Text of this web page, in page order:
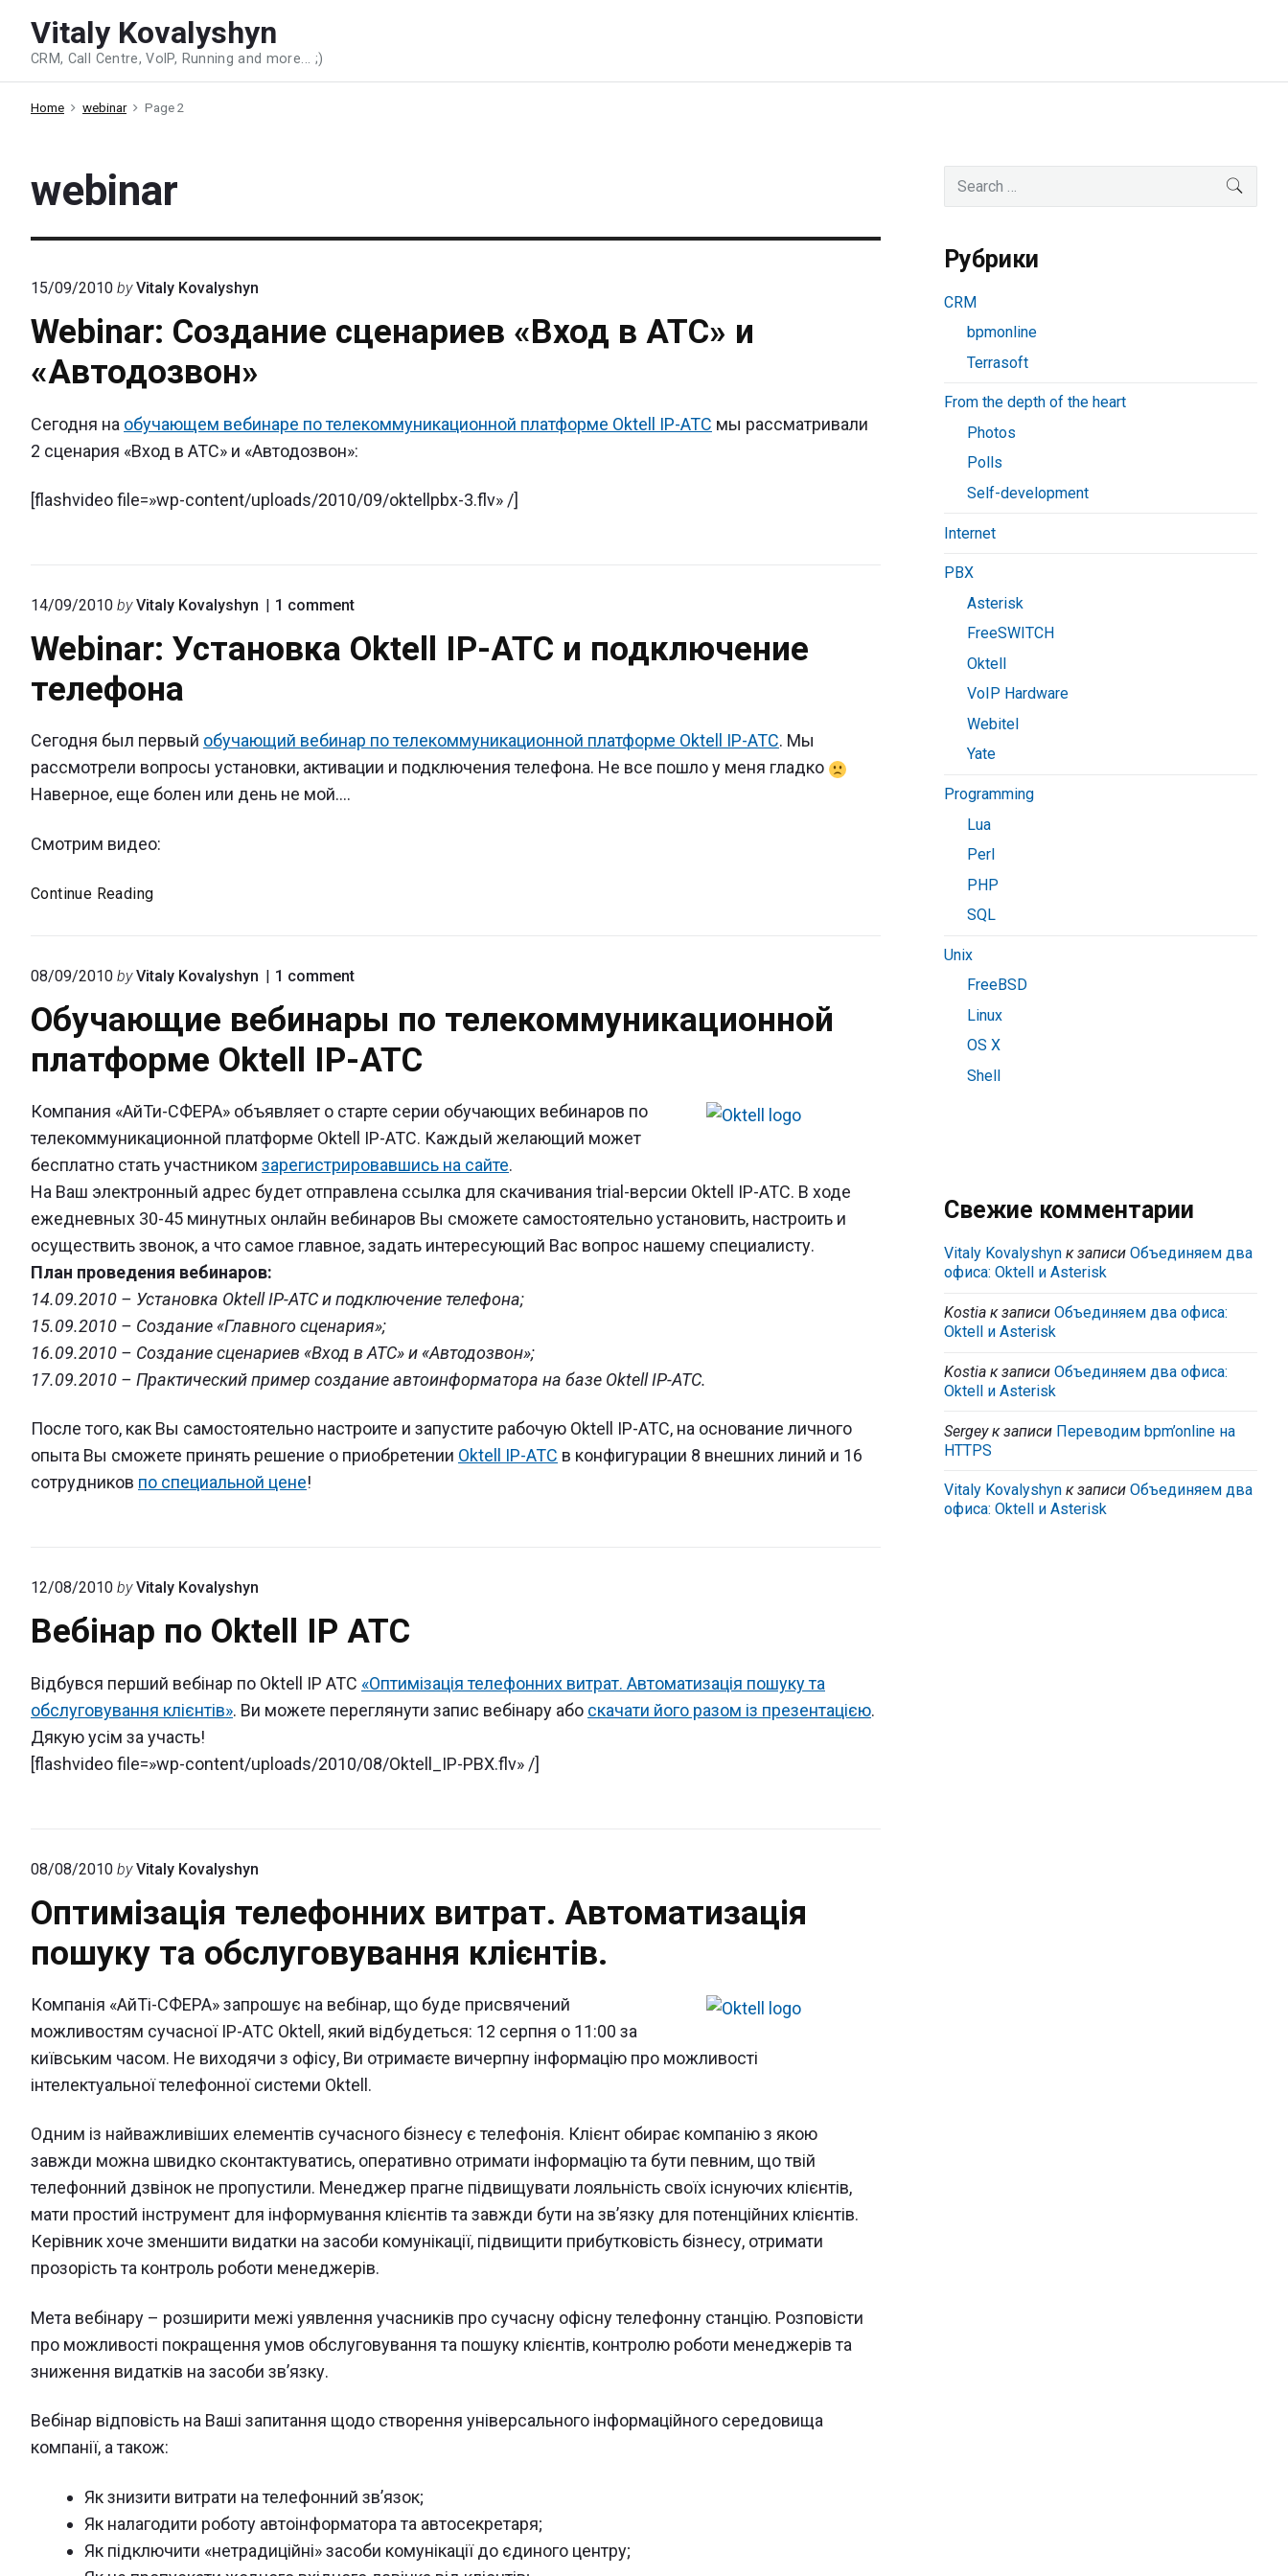
content
Vitaly Kovalyshyn
CRM, Call Centre, VoIP, Running and more... ;)
Home webinar Page 2
webinar
15/09/2010 by Vitaly Kovalyshyn
Webinar: Создание сценариев «Вход в АТС» и
«Автодозвон»
Сегодня на обучающем вебинаре по телекоммуникационной платформе Oktell IP-ATC мы рассматривали
2 сценария «Вход в АТС» и «Автодозвон»:
[flashvideo file=»wp-content/uploads/2010/09/oktellpbx-3.flv» /]
14/09/2010 by Vitaly Kovalyshyn 1 commenton
Установка
Oktell
подключение
Webinar: Установка Oktell IP-ATC и подключение
телефона
Сегодня был первый обучающий вебинар по телекоммуникационной платформе Oktell IP-ATC. Мы
рассмотрели вопросы установки, активации и подключения телефона. Не все пошло у меня гладко
Наверное, еще болен или день не мой….
Смотрим видео:
Continue ReadingWebinar:
ATC
и
подключение
телефона
08/09/2010 by Vitaly Kovalyshyn 1 commenton
вебинары
по
телекоммуникационной
платформе
IP-
ATC"
Обучающие вебинары по телекоммуникационной
платформе Oktell IP-ATC
Компания «АйТи-СФЕРА» объявляет о старте серии обучающих вебинаров по
телекоммуникационной платформе Oktell IP-ATC. Каждый желающий может
бесплатно стать участником зарегистрировавшись на сайте.
На Ваш электронный адрес будет отправлена ссылка для скачивания trial-версии Oktell IP-ATC. В ходе
ежедневных 30-45 минутных онлайн вебинаров Вы сможете самостоятельно установить, настроить и
осуществить звонок, а что самое главное, задать интересующий Вас вопрос нашему специалисту.
План проведения вебинаров:
14.09.2010 – Установка Oktell IP-ATC и подключение телефона;
15.09.2010 – Создание «Главного сценария»;
16.09.2010 – Создание сценариев «Вход в АТС» и «Автодозвон»;
17.09.2010 – Практический пример создание автоинформатора на базе Oktell IP-ATC.
После того, как Вы самостоятельно настроите и запустите рабочую Oktell IP-ATC, на основание личного
опыта Вы сможете принять решение о приобретении Oktell IP-ATC в конфигурации 8 внешних линий и 16
сотрудников по специальной цене!
12/08/2010 by Vitaly Kovalyshyn
Вебінар по Oktell IP ATC
Відбувся перший вебінар по Oktell IP ATC «Оптимізація телефонних витрат. Автоматизація пошуку та
обслуговування клієнтів». Ви можете переглянути запис вебінару або скачати його разом із презентацією.
Дякую усім за участь!
[flashvideo file=»wp-content/uploads/2010/08/Oktell_IP-PBX.flv» /]
08/08/2010 by Vitaly Kovalyshyn
Оптимізація телефонних витрат. Автоматизація
пошуку та обслуговування клієнтів.
Компанія «АйТі-СФЕРА» запрошує на вебінар, що буде присвячений
можливостям сучасної IP-ATC Oktell, який відбудеться: 12 серпня о 11:00 за
київським часом. Не виходячи з офісу, Ви отримаєте вичерпну інформацію про можливості
інтелектуальної телефонної системи Oktell.
Одним із найважливіших елементів сучасного бізнесу є телефонія. Клієнт обирає компанію з якою
завжди можна швидко сконтактуватись, оперативно отримати інформацію та бути певним, що твій
телефонний дзвінок не пропустили. Менеджер прагне підвищувати лояльність своїх існуючих клієнтів,
мати простий інструмент для інформування клієнтів та завжди бути на зв’язку для потенційних клієнтів.
Керівник хоче зменшити видатки на засоби комунікації, підвищити прибутковість бізнесу, отримати
прозорість та контроль роботи менеджерів.
Мета вебінару – розширити межі уявлення учасників про сучасну офісну телефонну станцію. Розповісти
про можливості покращення умов обслуговування та пошуку клієнтів, контролю роботи менеджерів та
зниження видатків на засоби зв’язку.
Вебінар відповість на Ваші запитання щодо створення універсального інформаційного середовища
компанії, а також:
Як знизити витрати на телефонний зв’язок;
Як налагодити роботу автоінформатора та автосекретаря;
Як підключити «нетрадиційні» засоби комунікації до єдиного центру;
Primary
Sidebar
Search
Рубрики
CRM
bpmonline
Terrasoft
From the depth of the heart
Photos
Polls
Self-development
Internet
PBX
Asterisk
FreeSWITCH
Oktell
VoIP Hardware
Webitel
Yate
Programming
Lua
Perl
PHP
SQL
Unix
FreeBSD
Linux
OS X
Shell
Свежие комментарии
Vitaly Kovalyshyn к записиОбъединяем два
офиса: Oktell и Asterisk
Kostia к записиОбъединяем два офиса:
Oktell и Asterisk
Kostia к записиОбъединяем два офиса:
Oktell и Asterisk
Sergeyк записи Переводим bpm’online на
HTTPS
Vitaly Kovalyshyn к записиОбъединяем два
офиса: Oktell и Asterisk